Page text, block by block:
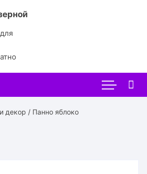
декор / Панно яблоко